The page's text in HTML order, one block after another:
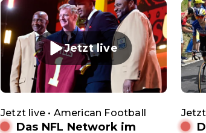
Jetzt live
Jetzt live • American Football
Das NFL Network im